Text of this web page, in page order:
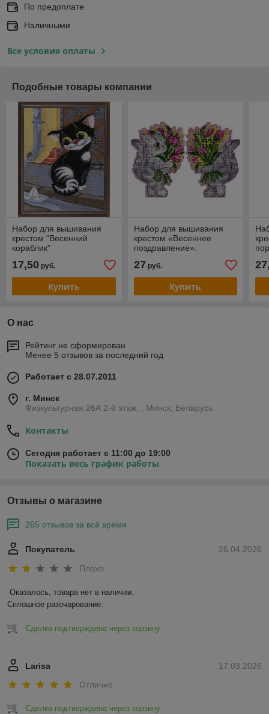
По предоплате
Наличными
Все условия оплаты
Подобные товары компании
Набор для вышивания
крестом "Весенний
кораблик"
17,50 руб.
Купить
Набор для вышивания
крестом «Весеннее
поздравление».
27 руб.
Купить
О нас
Рейтинг не сформирован
Менее 5 отзывов за последний год
Работает с 28.07.2011
г. Минск
Физкультурная 26А 2-й этаж. , Минск, Беларусь
Контакты
Сегодня работает с 11:00 до 19:00
Показать весь график работы
Отзывы о магазине
265 отзывов за всё время
26.04.2026
Покупатель
Плохо
Оказалось, товара нет в наличии.
Сплошное разочарование.
Сделка подтверждена через корзину
17.03.2026
Larisa
Отлично
Сделка подтверждена через корзину